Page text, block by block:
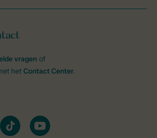
vragen of
het Contact Center.
tiktok youtube